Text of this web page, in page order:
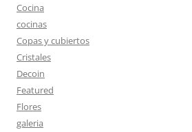
Cocina
cocinas
Copas y cubiertos
Cristales
Decoin
Featured
Flores
galeria